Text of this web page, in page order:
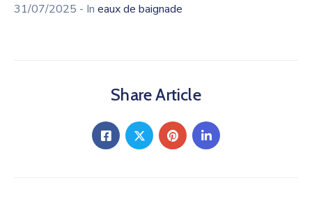
31/07/2025 - In eaux de baignade
Share Article